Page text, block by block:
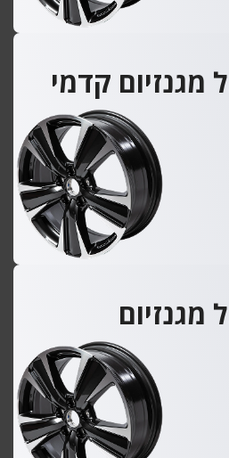
מגנזיום קדמי
מגנזיום